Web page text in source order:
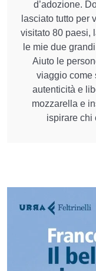
d’adozione.
lasciato tutto per
visitato 80 paesi,
le mie due
Aiuto le
viaggio come
autenticità e
mozzarella e
ispirare chi